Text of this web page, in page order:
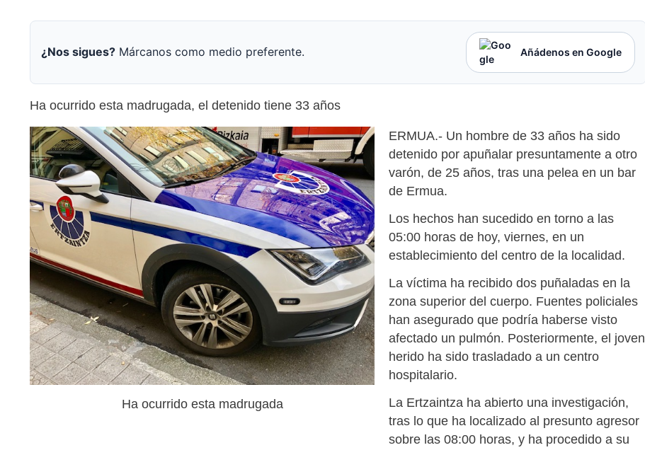
¿Nos sigues? Márcanos como medio preferente. Añádenos en Google
Ha ocurrido esta madrugada, el detenido tiene 33 años
Ha ocurrido esta madrugada
ERMUA.- Un hombre de 33 años ha sido
detenido por apuñalar presuntamente a otro
varón, de 25 años, tras una pelea en un bar
de Ermua.
Los hechos han sucedido en torno a las
05:00 horas de hoy, viernes, en un
establecimiento del centro de la localidad.
La víctima ha recibido dos puñaladas en la
zona superior del cuerpo. Fuentes policiales
han asegurado que podría haberse visto
afectado un pulmón. Posteriormente, el joven
herido ha sido trasladado a un centro
hospitalario.
La Ertzaintza ha abierto una investigación,
tras lo que ha localizado al presunto agresor
sobre las 08:00 horas, y ha procedido a su